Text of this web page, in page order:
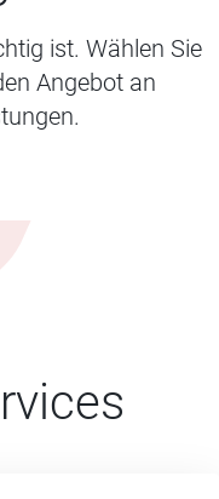
ist. Wählen Sie
Angebot an